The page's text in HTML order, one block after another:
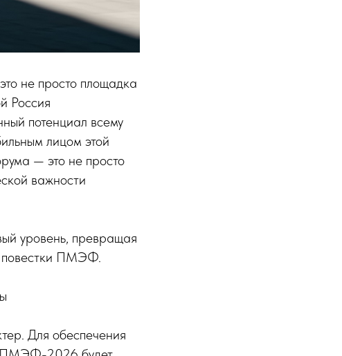
не просто площадка
Россия
потенциал всему
лицом этой
— это не просто
важности
уровень, превращая
повестки ПМЭФ.
Для обеспечения